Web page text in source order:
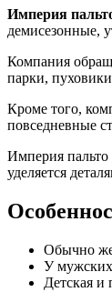
Империя
демисезонные,
Компания
парки,
Кроме того,
повседневные
Империя пальто
уделяется
Обычно
У мужских
Детская и